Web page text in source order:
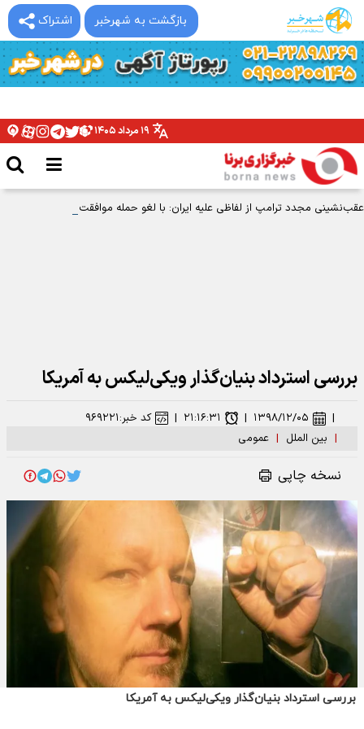
اشتراک بازگشت به شهرخبر
بررسی استرداد بنیان‌گذار ویکی‌لیکس به آمریکا